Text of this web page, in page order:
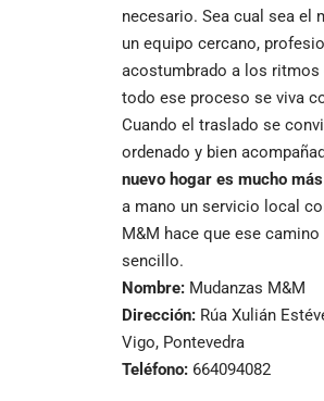
necesario. Sea cual sea el
un equipo cercano,
acostumbrado a los
todo ese proceso se viva
Cuando el traslado se
ordenado y bien
nuevo hogar es mucho
a mano un servicio local
M&M hace que ese
sencillo.
Nombre: Mudanzas M&M
Dirección: Rúa Xulián
Vigo, Pontevedra
Teléfono: 664094082